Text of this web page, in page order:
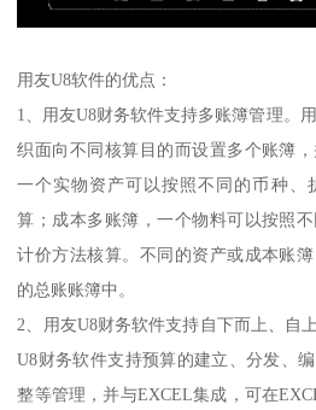
用友U8软件的优点：
1、用友U8财务软件支持多账簿管理。
织面向不同核算目的而设置多个账簿
一个实物资产可以按照不同的币种、
算；成本多账簿，一个物料可以按照
计价方法核算。不同的资产或成本账
的总账账簿中。
2、用友U8财务软件支持自下而上、自
U8财务软件支持预算的建立、分发、
整等管理，并与EXCEL集成，可在